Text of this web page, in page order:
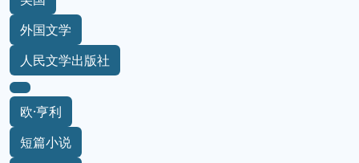
外国文学
人民文学出版社
欧·亨利
短篇小说